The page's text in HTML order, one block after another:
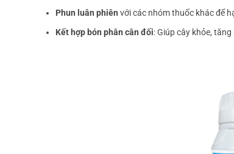
Phun luân phiên với các nhóm thuốc khác để
Kết hợp bón phân cân đối: Giúp cây khỏe,